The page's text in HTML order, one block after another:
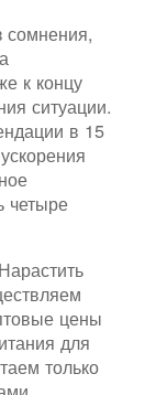
сомнения,
к концу
ситуации.
в 15
четыре
цены
для
только